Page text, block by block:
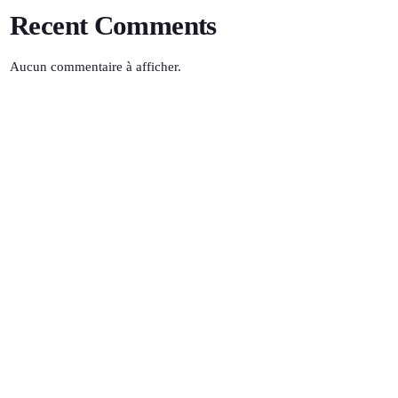
Recent Comments
Aucun commentaire à afficher.